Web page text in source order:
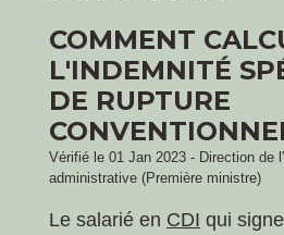
COMMENT
L'INDEMNITÉ
DE RUPTURE
Vérifié le 01 Jan 2023 - Direction de
administrative (Première ministre)
Le salarié en CDI qui